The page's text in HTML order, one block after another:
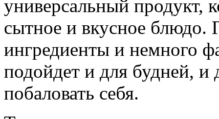
универсальный продукт,
сытное и вкусное блюдо.
ингредиенты и немного
подойдет и для будней, и
побаловать себя.